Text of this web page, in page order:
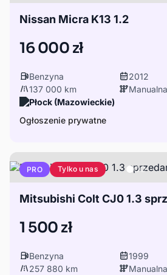
Nissan Micra K13 1.2
16 000 zł
Benzyna
2012
137 000 km
Manualna
Płock (Mazowieckie)
Ogłoszenie prywatne
PRO Tylko u nas
1 500 zł
Benzyna
1999
257 880 km
Manualna